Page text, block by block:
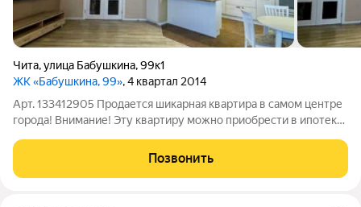
Чита,улица Бабушкина,99к1
ЖК «Бабушкина, 99», 4 квартал 2014
Арт. 133412905 Продается шикарная квартира в самом центре
города! Внимание! Эту квартиру можно приобрести в ипотеку
Свяжитесь с нами, мы подберем для вас программу на
выгодных условиях в одном
Позвонить